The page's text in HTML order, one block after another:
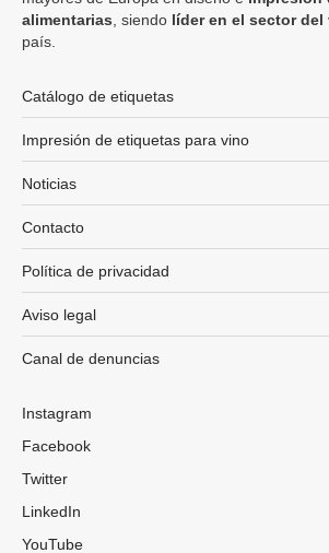
alimentarias , siendo líder en el sector del
país.
Catálogo de etiquetas
Impresión de etiquetas para vino
Noticias
Contacto
Política de privacidad
Aviso legal
Canal de denuncias
Instagram
Facebook
Twitter
LinkedIn
YouTube